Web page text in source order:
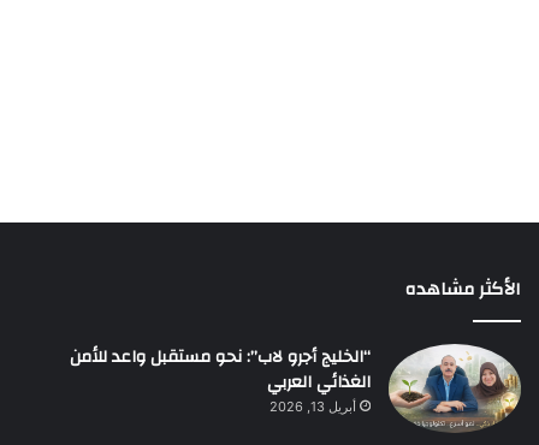
الأكثر مشاهده
“الخليج أجرو لاب”: نحو مستقبل واعد للأمن
الغذائي العربي
أبريل 13, 2026